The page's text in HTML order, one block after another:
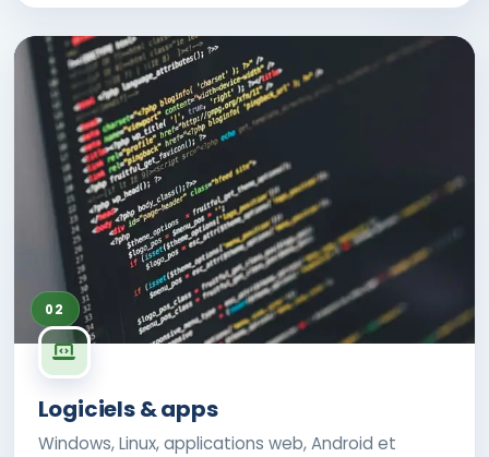
02
Logiciels & apps
Windows, Linux, applications web, Android et